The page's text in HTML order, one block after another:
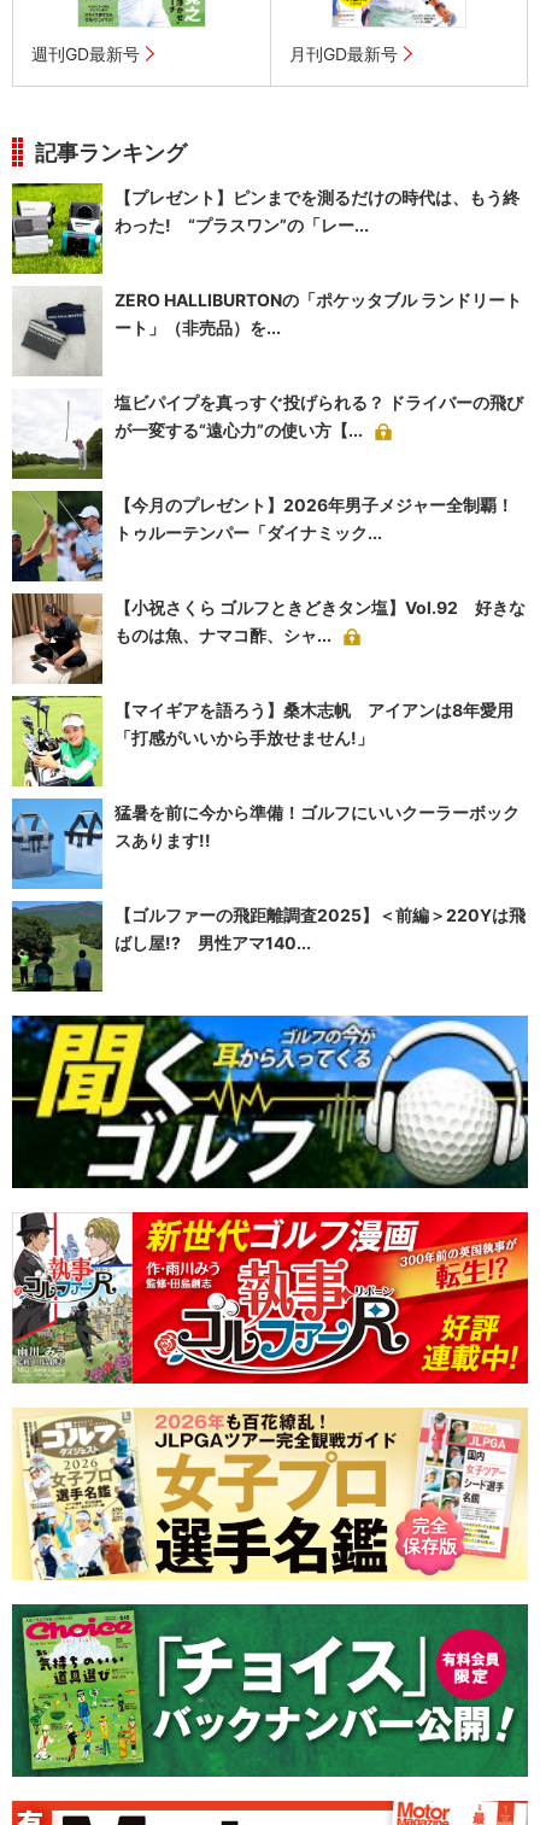
週刊GD最新号 月刊GD最新号
記事ランキング
【プレゼント】ピンまでを測るだけの時代は、もう終
わった! “プラスワン”の「レー...
ZERO HALLIBURTONの「ポケッタブル ランドリート
ート」（非売品）を...
塩ビパイプを真っすぐ投げられる？ ドライバーの飛び
が一変する“遠心力”の使い方【...
【今月のプレゼント】2026年男子メジャー全制覇！
トゥルーテンパー「ダイナミック...
【小祝さくら ゴルフときどきタン塩】Vol.92 好きな
ものは魚、ナマコ酢、シャ...
【マイギアを語ろう】桑木志帆 アイアンは8年愛用
「打感がいいから手放せません!」
猛暑を前に今から準備！ゴルフにいいクーラーボック
スあります!!
【ゴルファーの飛距離調査2025】＜前編＞220Yは飛
ばし屋!? 男性アマ140...